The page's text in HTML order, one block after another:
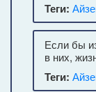
Теги:
Если бы
в них,
Теги: